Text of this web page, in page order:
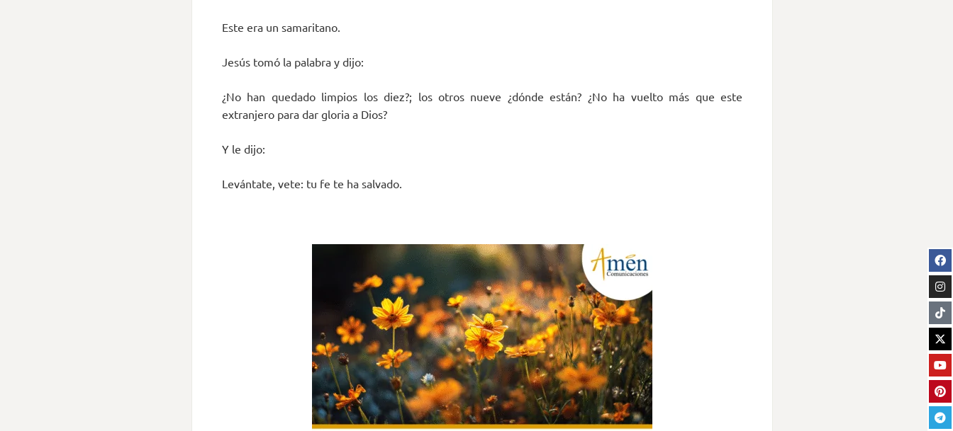
Este era un samaritano.
Jesús tomó la palabra y dijo:
¿No han quedado limpios los diez?; los otros nueve ¿dónde están? ¿No ha vuelto más que este
extranjero para dar gloria a Dios?
Y le dijo:
Levántate, vete: tu fe te ha salvado.